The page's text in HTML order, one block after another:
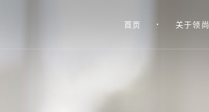
首页 关于领尚